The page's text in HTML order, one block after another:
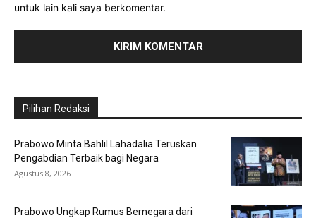
untuk lain kali saya berkomentar.
Pilihan Redaksi
Prabowo Minta Bahlil Lahadalia Teruskan
Pengabdian Terbaik bagi Negara
Agustus 8, 2026
Prabowo Ungkap Rumus Bernegara dari